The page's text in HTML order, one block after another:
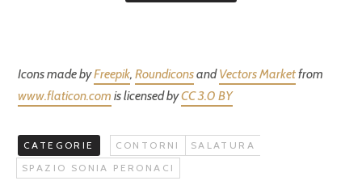
Icons made byFreepik, RoundiconsandVectors Marketfrom
www.flaticon.com is licensed byCC 3.0 BY
CATEGORIE CONTORNI
SALATURA
SPAZIO SONIA PERONACI